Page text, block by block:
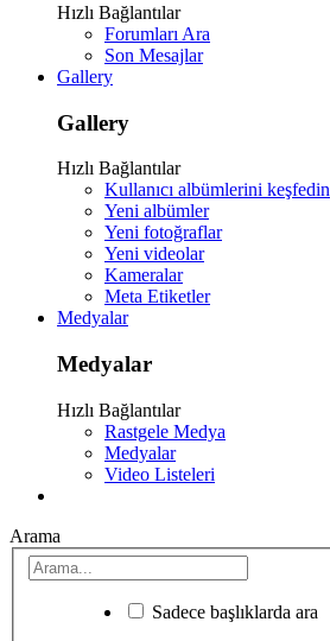
Hızlı Bağlantılar
Forumları Ara
Son Mesajlar
Gallery
Gallery
Hızlı Bağlantılar
Kullanıcı albümlerini keşfedin
Yeni albümler
Yeni fotoğraflar
Yeni videolar
Kameralar
Meta Etiketler
Medyalar
Medyalar
Hızlı Bağlantılar
Rastgele Medya
Medyalar
Video Listeleri
Arama
Sadece başlıklarda ara